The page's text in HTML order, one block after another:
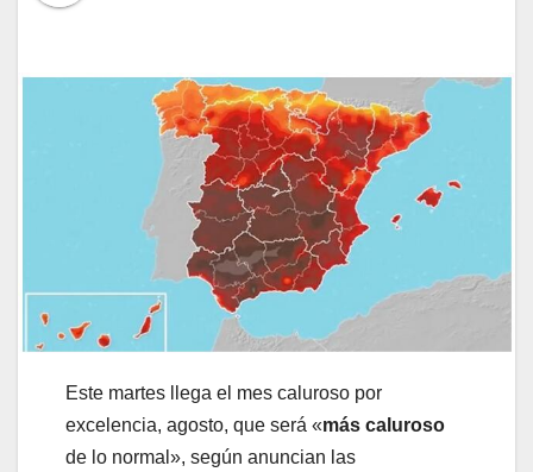
Este martes llega el mes caluroso por
excelencia, agosto, que será «más caluroso
de lo normal», según anuncian las